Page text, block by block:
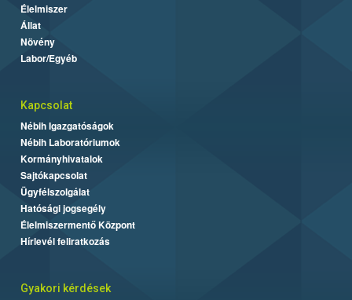
Élelmiszer
Állat
Növény
Labor/Egyéb
Kapcsolat
Nébih Igazgatóságok
Nébih Laboratóriumok
Kormányhivatalok
Sajtókapcsolat
Ügyfélszolgálat
Hatósági jogsegély
Élelmiszermentő Központ
Hírlevél feliratkozás
Gyakori kérdések